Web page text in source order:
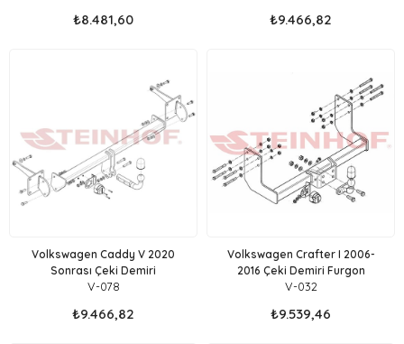
₺8.481,60 ₺9.466,82
Volkswagen Caddy V 2020
Sonrası Çeki Demiri
V-078
₺9.466,82
Volkswagen Crafter I 2006-
2016 Çeki Demiri Furgon
V-032
₺9.539,46